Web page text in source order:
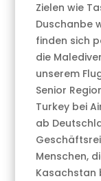
Zielen wie
Duschanbe
finden sich
die
unserem
Senior
Turkey bei
ab
Menschen,
Kasachstan